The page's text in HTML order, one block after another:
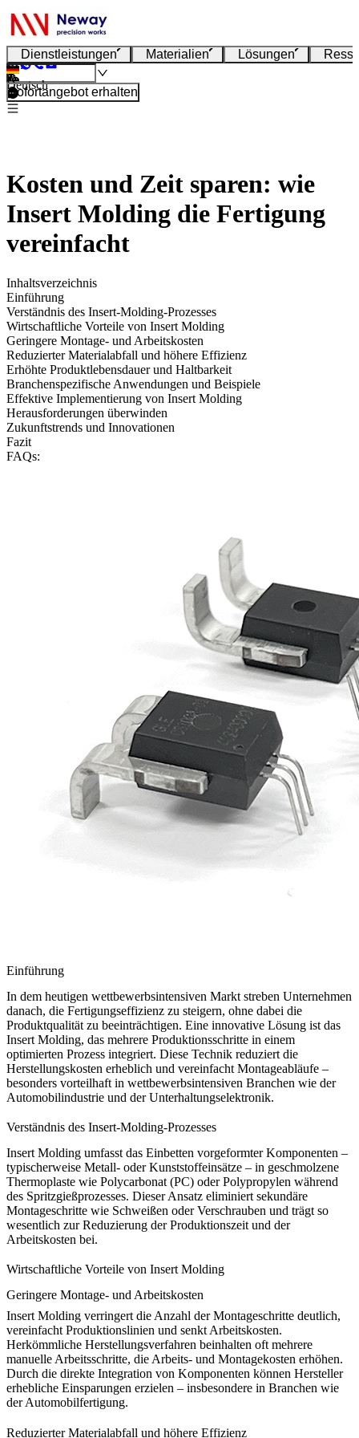
Dienstleistungen Materialien Lösungen
Deutsch
Sofortangebot erhalten
Kosten und Zeit sparen: wie
Insert Molding die Fertigung
vereinfacht
Inhaltsverzeichnis
Einführung
Verständnis des Insert-Molding-Prozesses
Wirtschaftliche Vorteile von Insert Molding
Geringere Montage- und Arbeitskosten
Reduzierter Materialabfall und höhere Effizienz
Erhöhte Produktlebensdauer und Haltbarkeit
Branchenspezifische Anwendungen und Beispiele
Effektive Implementierung von Insert Molding
Herausforderungen überwinden
Zukunftstrends und Innovationen
Fazit
FAQs:
Einführung
In dem heutigen wettbewerbsintensiven Markt streben Unternehmen
danach, die Fertigungseffizienz zu steigern, ohne dabei die
Produktqualität zu beeinträchtigen. Eine innovative Lösung ist das
Insert Molding, das mehrere Produktionsschritte in einem
optimierten Prozess integriert. Diese Technik reduziert die
Herstellungskosten erheblich und vereinfacht Montageabläufe –
besonders vorteilhaft in wettbewerbsintensiven Branchen wie der
Automobilindustrie und der Unterhaltungselektronik.
Verständnis des Insert-Molding-Prozesses
Insert Molding umfasst das Einbetten vorgeformter Komponenten –
typischerweise Metall- oder Kunststoffeinsätze – in geschmolzene
Thermoplaste wie Polycarbonat (PC) oder Polypropylen während
des Spritzgießprozesses. Dieser Ansatz eliminiert sekundäre
Montageschritte wie Schweißen oder Verschrauben und trägt so
wesentlich zurReduzierung der Produktionszeit und der
Arbeitskosten bei.
Wirtschaftliche Vorteile von Insert Molding
Geringere Montage- und Arbeitskosten
Insert Molding verringert die Anzahl der Montageschritte deutlich,
vereinfacht Produktionslinien und senkt Arbeitskosten.
Herkömmliche Herstellungsverfahren beinhalten oft mehrere
manuelle Arbeitsschritte, die Arbeits- und Montagekosten erhöhen.
Durch die direkte Integration von Komponenten können Hersteller
erhebliche Einsparungen erzielen – insbesondere in Branchen wie
derAutomobilfertigung.
Reduzierter Materialabfall und höhere Effizienz